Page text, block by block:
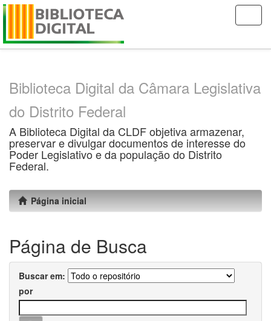
Skip
Biblioteca Digital da Câmara Legislativa
do Distrito Federal
A Biblioteca Digital da CLDF objetiva armazenar,
preservar e divulgar documentos de interesse do
Poder Legislativo e da população do Distrito
Federal.
Página inicial
Página de Busca
Buscar em:
por